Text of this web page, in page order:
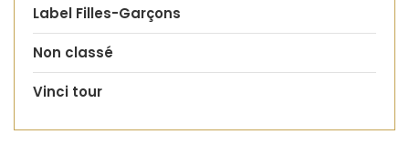
Label Filles-Garçons
Non classé
Vinci tour